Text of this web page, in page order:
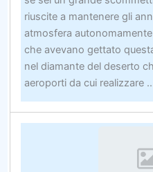
riuscite a mantenere gli
atmosfera
che avevano gettato
nel diamante del deserto
aeroporti da cui realizzare